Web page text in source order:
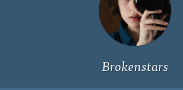
23, und
wohne in
Köln
Brokenstars